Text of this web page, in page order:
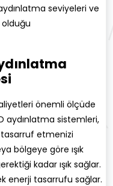
seviyeleri ve
olduğu
önemli ölçüde
aydınlatma sistemleri,
etmenizi
bölgeye göre ışık
kadar ışık sağlar.
enerji tasarrufu sağlar.